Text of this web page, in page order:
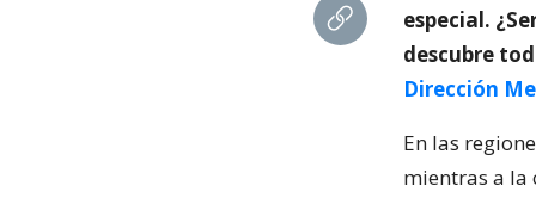
especial.
descubre
Dirección
En las
mientras a la